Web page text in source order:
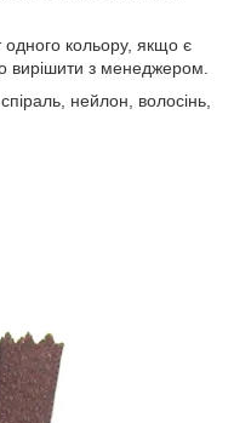
одного кольору, якщо є
вирішити з менеджером.
нейлон, волосінь,